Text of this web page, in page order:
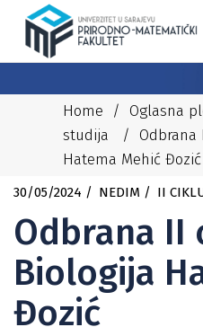
Home / Oglasna
studija
/ Odbrana
Hatema Mehić Đozić
30/05/2024 NEDIM II
Odbrana II
Biologija
Đozić